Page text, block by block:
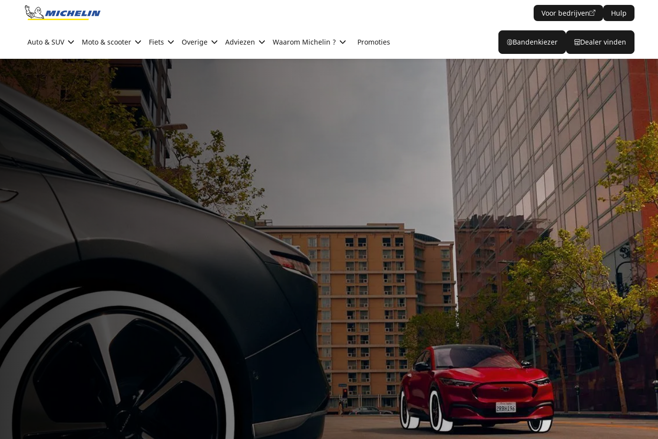
Go to page content
Voor bedrijven Hulp
Auto & SUV Moto & scooter Fiets Overige Adviezen Waarom Michelin ? Promoties Bandenkiezer Dealer vinden